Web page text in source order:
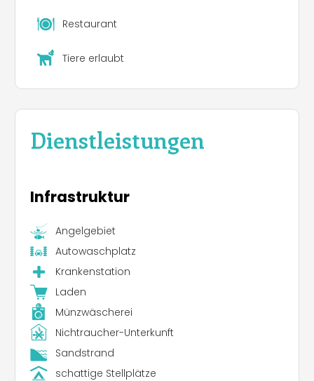
Restaurant
Tiere erlaubt
Dienstleistungen
Infrastruktur
Angelgebiet
Autowaschplatz
Krankenstation
Laden
Münzwäscherei
Nichtraucher-Unterkunft
Sandstrand
schattige Stellplätze